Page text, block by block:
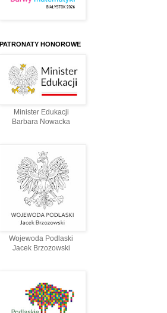
PATRONATY HONOROWE
Minister Edukacji
Barbara Nowacka
Wojewoda Podlaski
Jacek Brzozowski